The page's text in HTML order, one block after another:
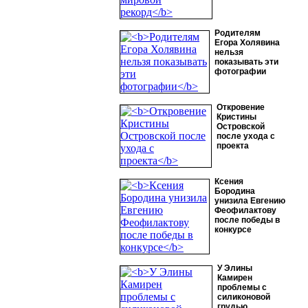
Родителям
Егора Холявина
нельзя
показывать эти
фотографии
Откровение
Кристины
Островской
после ухода с
проекта
Ксения
Бородина
унизила Евгению
Феофилактову
после победы в
конкурсе
У Элины
Камирен
проблемы с
силиконовой